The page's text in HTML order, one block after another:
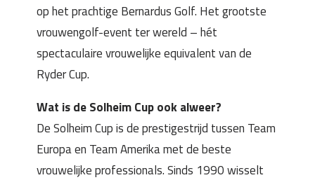
op het prachtige Bernardus Golf. Het grootste
vrouwengolf-event ter wereld – hét
spectaculaire vrouwelijke equivalent van de
Ryder Cup.
Wat is de Solheim Cup ook alweer?
De Solheim Cup is de prestigestrijd tussen Team
Europa en Team Amerika met de beste
vrouwelijke professionals. Sinds 1990 wisselt